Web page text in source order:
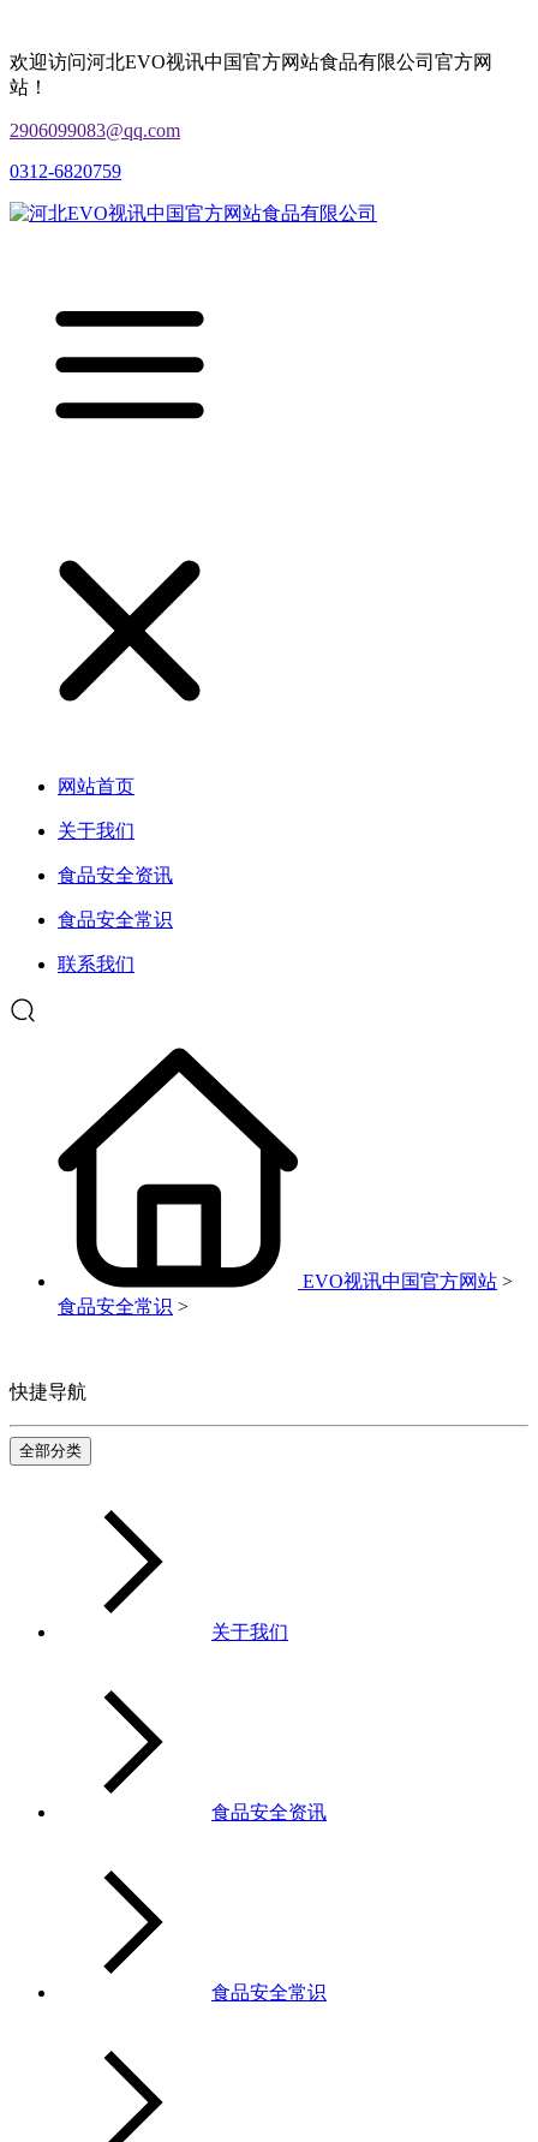
欢迎访问河北EVO视讯中国官方网站食品有限公司官方网
站！
2906099083@qq.com
0312-6820759
网站首页
关于我们
食品安全资讯
食品安全常识
联系我们
EVO视讯中国官方网站 >
食品安全常识 >
快捷导航
全部分类
关于我们
食品安全资讯
食品安全常识